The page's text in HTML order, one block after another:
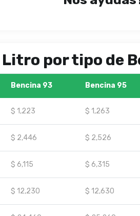
por tipo de
Bencina 93 Bencina 95
$ 1,223 $ 1,263
$ 2,446 $ 2,526
$ 6,115 $ 6,315
$ 12,230 $ 12,630